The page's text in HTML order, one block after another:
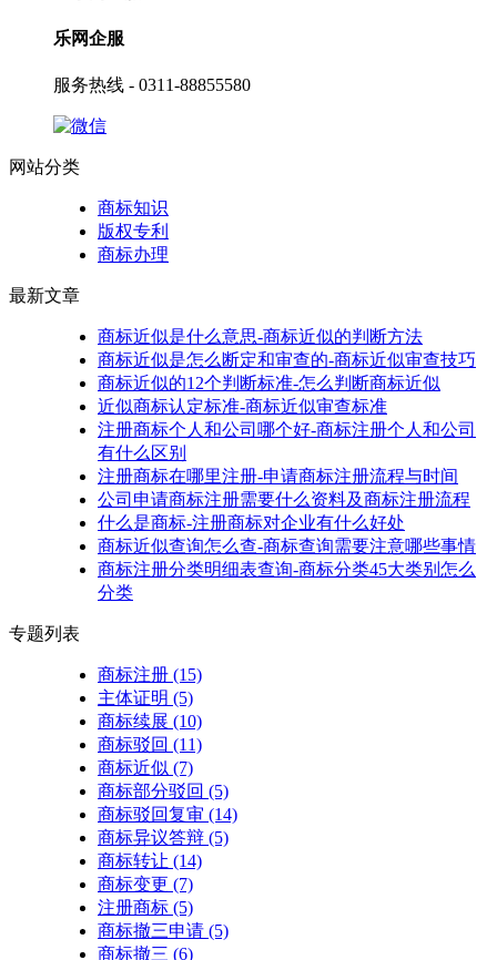
乐网企服
服务热线 - 0311-88855580
网站分类
商标知识
版权专利
商标办理
最新文章
商标近似是什么意思-商标近似的判断方法
商标近似是怎么断定和审查的-商标近似审查技巧
商标近似的12个判断标准-怎么判断商标近似
近似商标认定标准-商标近似审查标准
注册商标个人和公司哪个好-商标注册个人和公司
有什么区别
注册商标在哪里注册-申请商标注册流程与时间
公司申请商标注册需要什么资料及商标注册流程
什么是商标-注册商标对企业有什么好处
商标近似查询怎么查-商标查询需要注意哪些事情
商标注册分类明细表查询-商标分类45大类别怎么
分类
专题列表
商标注册 (15)
主体证明 (5)
商标续展 (10)
商标驳回 (11)
商标近似 (7)
商标部分驳回 (5)
商标驳回复审 (14)
商标异议答辩 (5)
商标转让 (14)
商标变更 (7)
注册商标 (5)
商标撤三申请 (5)
商标撤三 (6)